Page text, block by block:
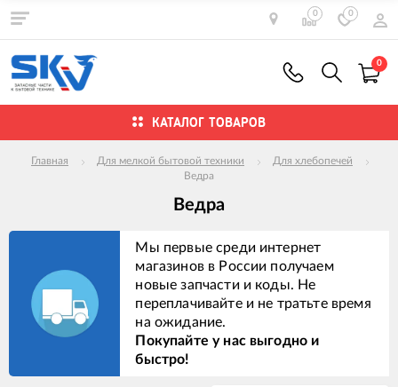
0 0
0
КАТАЛОГ ТОВАРОВ
Главная Для мелкой бытовой техники
Для хлебопечей
Ведра
Ведра
Мы первые среди интернет
магазинов в России получаем
новые запчасти и коды. Не
переплачивайте и не тратьте время
на ожидание.
Покупайте у нас выгодно и
быстро!